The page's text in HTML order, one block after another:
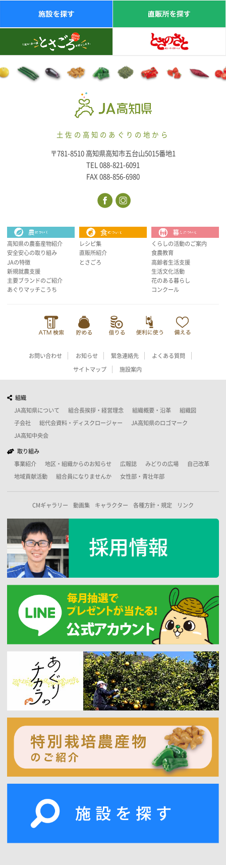
土佐の高知のあぐりの地から
〒781-8510 高知県高知市五台山5015番地1
TEL 088-821-6091
FAX 088-856-6980
高知県の農畜産物紹介
安全安心の取り組み
JAの特徴
新規就農支援
主要ブランドのご紹介
あぐりマッチこうち
レシピ集
直販所紹介
とさごろ
くらしの活動のご案内
食農教育
高齢者生活支援
生活文化活動
花のある暮らし
コンクール
お問い合わせ お知らせ 緊急連絡先 よくある質問
サイトマップ 施設案内
組織
JA高知県について 組合長挨拶・経営理念 組織概要・沿革 組織図
子会社 総代会資料・ディスクロージャー JA高知県のロゴマーク
JA高知中央会
取り組み
事業紹介 地区・組織からのお知らせ 広報誌 みどりの広場 自己改革
地域貢献活動 組合員になりませんか 女性部・青壮年部
CMギャラリー 動画集 キャラクター 各種方針・規定 リンク